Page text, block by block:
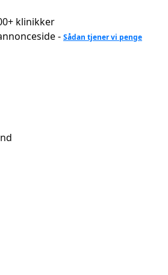
klinikker
- Sådan tjener vi penge